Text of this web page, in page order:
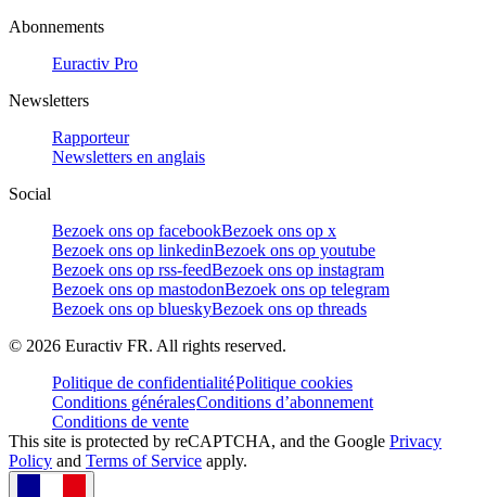
Abonnements
Euractiv Pro
Newsletters
Rapporteur
Newsletters en anglais
Social
Bezoek ons op facebookBezoek ons op x
Bezoek ons op linkedinBezoek ons op youtube
Bezoek ons op rss-feedBezoek ons op instagram
Bezoek ons op mastodonBezoek ons op telegram
Bezoek ons op blueskyBezoek ons op threads
© 2026 Euractiv FR. All rights reserved.
Politique de confidentialitéPolitique cookies
Conditions généralesConditions d’abonnement
Conditions de vente
This site is protected by reCAPTCHA, and the Google Privacy
Policy and Terms of Service apply.